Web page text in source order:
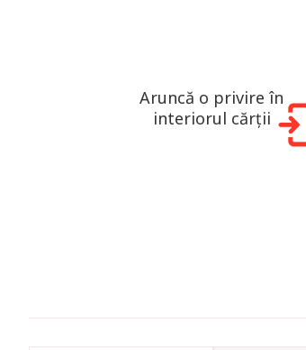
Aruncă o privire în
interiorul cărții